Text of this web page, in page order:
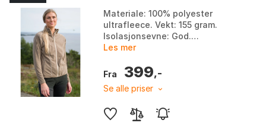
Materiale: 100% polyester
ultrafleece. Vekt: 155 gram.
Isolasjonsevne: God.
Fukttransporterende
Farge 2, Farge 3. Størrelse:
Les mer
Fra 399,-
Se alle priser